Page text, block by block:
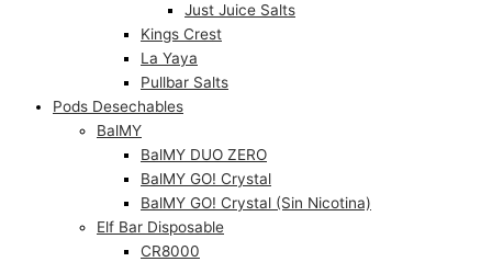
Just Juice Salts
Kings Crest
La Yaya
Pullbar Salts
Pods Desechables
BalMY
BalMY DUO ZERO
BalMY GO! Crystal
BalMY GO! Crystal (Sin Nicotina)
Elf Bar Disposable
CR8000